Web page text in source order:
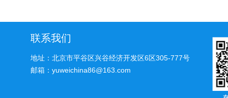
联系我们
地址：北京市平谷区兴谷经济开发区6区305-777号
邮箱：yuweichina86@163.com